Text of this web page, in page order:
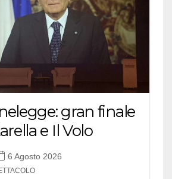
gran finale
e Il Volo
6 Agosto 2026